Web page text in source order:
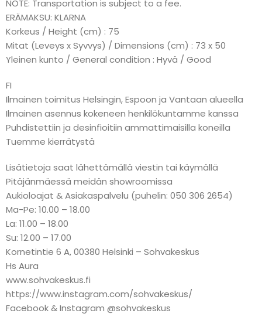
NOTE: Transportation is subject to a fee.
ERÄMAKSU: KLARNA
Korkeus / Height (cm) : 75
Mitat (Leveys x Syvvys) / Dimensions (cm) : 73 x 50
Yleinen kunto / General condition : Hyvä / Good
FI
Ilmainen toimitus Helsingin, Espoon ja Vantaan alueella
Ilmainen asennus kokeneen henkilökuntamme kanssa
Puhdistettiin ja desinfioitiin ammattimaisilla koneilla
Tuemme kierrätystä
Lisätietoja saat lähettämällä viestin tai käymällä
Pitäjänmäessä meidän showroomissa
Aukioloajat & Asiakaspalvelu (puhelin: 050 306 2654)
Ma-Pe: 10.00 – 18.00
La: 11.00 – 18.00
Su: 12.00 – 17.00
Kornetintie 6 A, 00380 Helsinki – Sohvakeskus
Hs Aura
www.sohvakeskus.fi
https://www.instagram.com/sohvakeskus/
Facebook & Instagram @sohvakeskus